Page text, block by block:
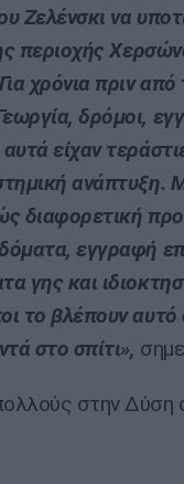
Ζελένσκι να
περιοχής
χρόνια πριν
δρόμοι,
είχαν
ανάπτυξη.
διαφορετική
εγγραφή
γης και
το βλέπουν
στο σπίτι»,
στην Δύση